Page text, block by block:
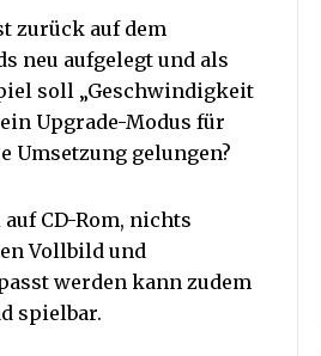
zurück auf dem
neu aufgelegt und als
soll „Geschwindigkeit
Upgrade-Modus für
Umsetzung gelungen?
CD-Rom, nichts
Vollbild und
werden kann zudem
spielbar.